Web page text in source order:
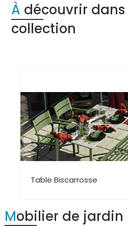
À découvrir dans la même
collection
Table Biscarrosse
Mobilier de jardin